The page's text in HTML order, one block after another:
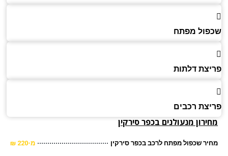
מפתח
דלתות
רכבים
מנעולנים בכפר סירקין
שכפול מפתח לרכב בכפר סירקין מ-220 ₪